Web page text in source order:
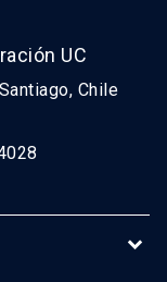
UC
Chile